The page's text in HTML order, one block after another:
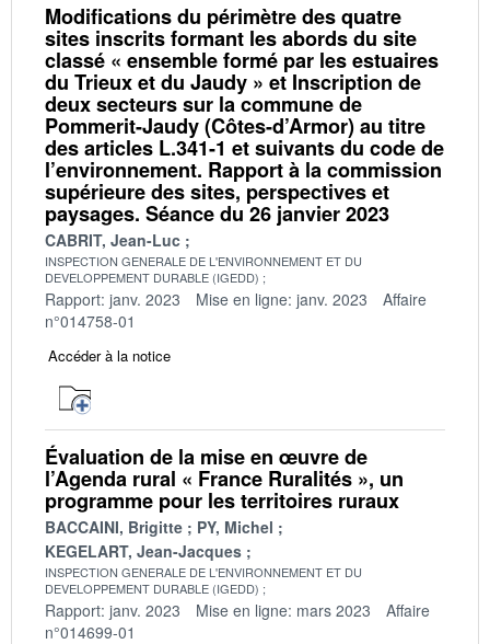
Modifications du périmètre des quatre
sites inscrits formant les abords du site
classé « ensemble formé par les estuaires
du Trieux et du Jaudy » et Inscription de
deux secteurs sur la commune de
Pommerit-Jaudy (Côtes-d’Armor) au titre
des articles L.341-1 et suivants du code de
l’environnement. Rapport à la commission
supérieure des sites, perspectives et
paysages. Séance du 26 janvier 2023
CABRIT, Jean-Luc
INSPECTION GENERALE DE L'ENVIRONNEMENT ET DU
DEVELOPPEMENT DURABLE (IGEDD)
Rapport: janv. 2023 Mise en ligne: janv. 2023
Affaire
n°014758-01
Accéder à la notice
Évaluation de la mise en œuvre de
l’Agenda rural « France Ruralités », un
programme pour les territoires ruraux
BACCAINI, Brigitte
PY, Michel
KEGELART, Jean-Jacques
INSPECTION GENERALE DE L'ENVIRONNEMENT ET DU
DEVELOPPEMENT DURABLE (IGEDD)
Rapport: janv. 2023 Mise en ligne: mars 2023
Affaire
n°014699-01